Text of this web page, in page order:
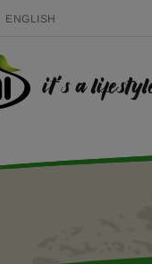
ENGLISH
it's a